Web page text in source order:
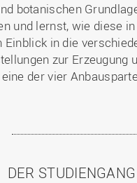
botanischen
und lernst, wie diese
in die
zur
der vier
DER